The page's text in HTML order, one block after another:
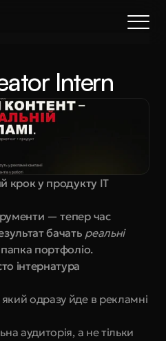
Intern
крок у продукту IT
— тепер час
бачать реальні
папка портфоліо.
інтернатура
одразу йде в рекламні
аудиторія, а не тільки